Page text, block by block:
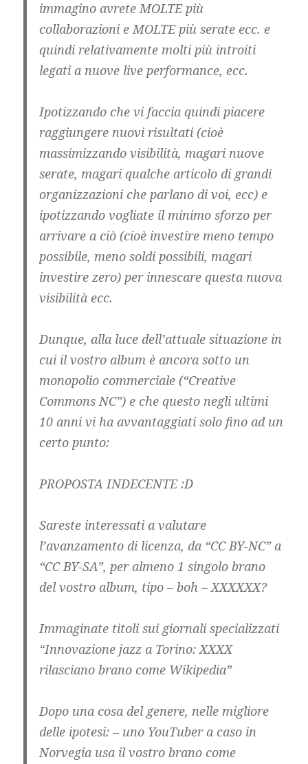
immagino avrete MOLTE più
collaborazioni e MOLTE più serate ecc. e
quindi relativamente molti più introiti
legati a nuove live performance, ecc.
Ipotizzando che vi faccia quindi piacere
raggiungere nuovi risultati (cioè
massimizzando visibilità, magari nuove
serate, magari qualche articolo di grandi
organizzazioni che parlano di voi, ecc) e
ipotizzando vogliate il minimo sforzo per
arrivare a ciò (cioè investire meno tempo
possibile, meno soldi possibili, magari
investire zero) per innescare questa nuova
visibilità ecc.
Dunque, alla luce dell’attuale situazione in
cui il vostro album è ancora sotto un
monopolio commerciale (“Creative
Commons NC”) e che questo negli ultimi
10 anni vi ha avvantaggiati solo fino ad un
certo punto:
PROPOSTA INDECENTE :D
Sareste interessati a valutare
l’avanzamento di licenza, da “CC BY-NC” a
“CC BY-SA”, per almeno 1 singolo brano
del vostro album, tipo – boh – XXXXXX?
Immaginate titoli sui giornali specializzati
“Innovazione jazz a Torino: XXXX
rilasciano brano come Wikipedia”
Dopo una cosa del genere, nelle migliore
delle ipotesi: – uno YouTuber a caso in
Norvegia usa il vostro brano come